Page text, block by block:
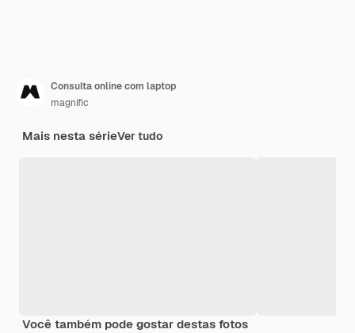
Consulta online com laptop
magnific
Mais nesta sérieVer tudo
Você também pode gostar destas fotos